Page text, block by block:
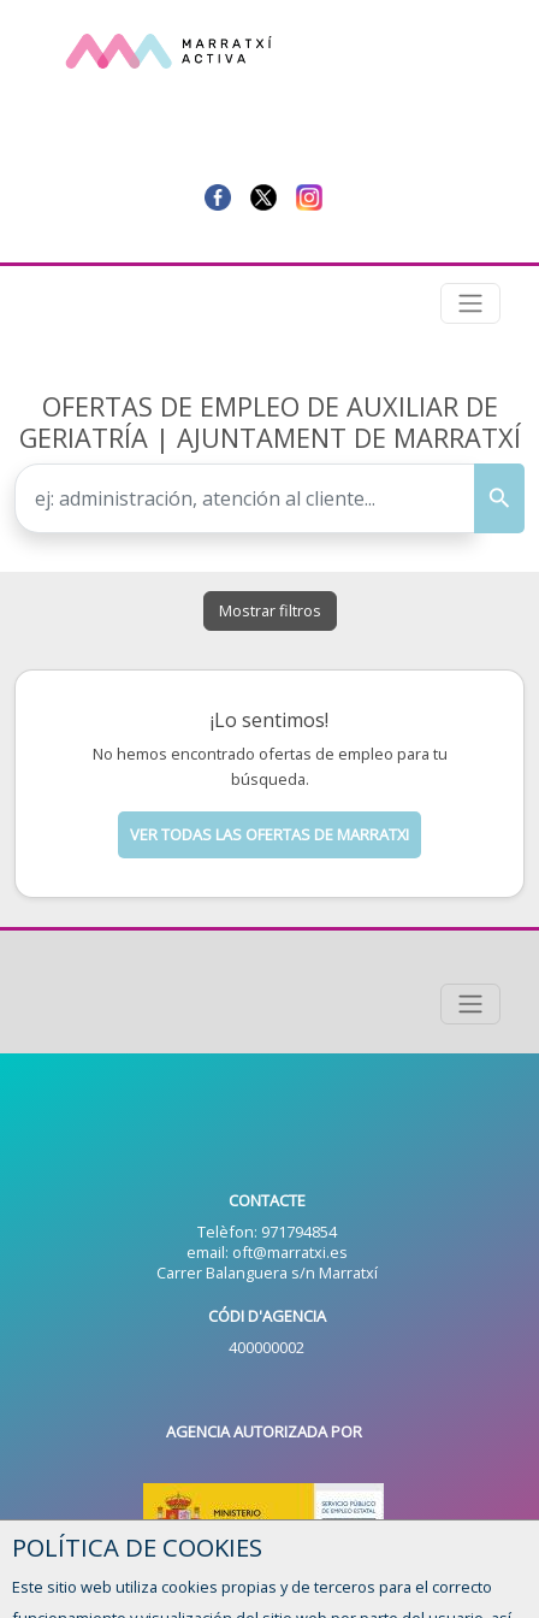
OFERTAS DE EMPLEO DE AUXILIAR DE
GERIATRÍA | AJUNTAMENT DE MARRATXÍ
Mostrar filtros
¡Lo sentimos!
No hemos encontrado ofertas de empleo para tu
búsqueda.
VER TODAS LAS OFERTAS DE MARRATXI
CONTACTE
Telèfon: 971794854
email: oft@marratxi.es
Carrer Balanguera s/n Marratxí
CÓDI D'AGENCIA
400000002
AGENCIA AUTORIZADA POR
POLÍTICA DE COOKIES
Este sitio web utiliza cookies propias y de terceros para el correcto